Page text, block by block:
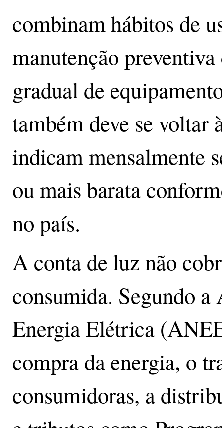
combinam hábitos de
manutenção preventiva
gradual de
também deve se voltar
indicam mensalmente
ou mais barata
no país.
A conta de luz não
consumida. Segundo
Energia Elétrica
compra da energia, o
consumidoras, a